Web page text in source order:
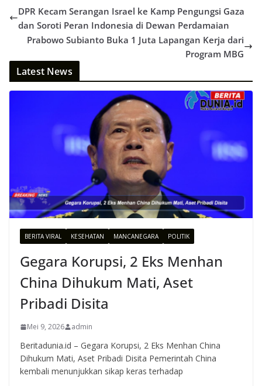
DPR Kecam Serangan Israel ke Kamp Pengungsi Gaza
dan Soroti Peran Indonesia di Dewan Perdamaian
Prabowo Subianto Buka 1 Juta Lapangan Kerja dari
Program MBG
Latest News
BERITA VIRAL KESEHATAN MANCANEGARA POLITIK
Gegara Korupsi, 2 Eks Menhan
China Dihukum Mati, Aset
Pribadi Disita
Mei 9, 2026 admin
Beritadunia.id – Gegara Korupsi, 2 Eks Menhan China
Dihukum Mati, Aset Pribadi Disita Pemerintah China
kembali menunjukkan sikap keras terhadap